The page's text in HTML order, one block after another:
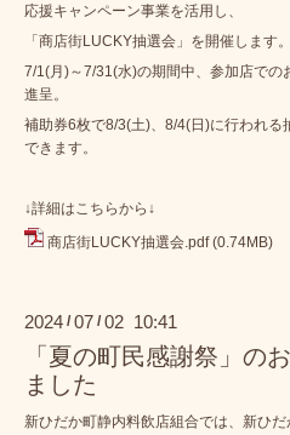
応援キャンペーン事業を活用し、
「商店街LUCKY抽選会」を開催します。
7/1(月)～7/31(水)の期間中、参加店で
進呈。
補助券6枚で8/3(土)、8/4(日)に行われ
できます。
↓詳細はこちらから↓
商店街LUCKY抽選会.pdf (0.74MB)
2024 / 07 / 02 10:41
「夏の町民感謝祭」の
ました
新ひだか町静内料飲店組合では、新ひ